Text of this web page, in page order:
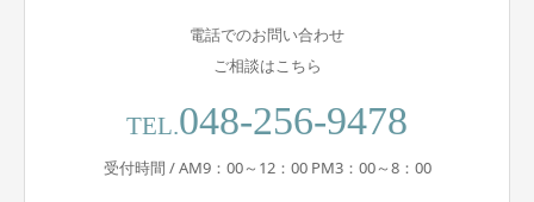
電話でのお問い合わせ
ご相談はこちら
TEL.048-256-9478
受付時間 / AM9：00～12：00 PM3：00～8：00